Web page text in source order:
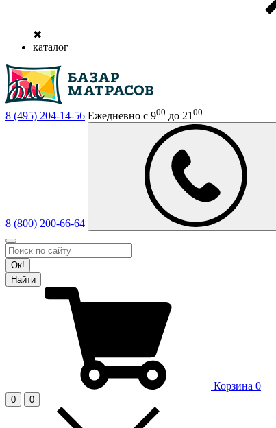
✖
каталог
8 (495) 204-14-56 Ежедневно с 900 до 21 00
8 (800) 200-66-64
Ок!
Найти
Корзина 0
0 0